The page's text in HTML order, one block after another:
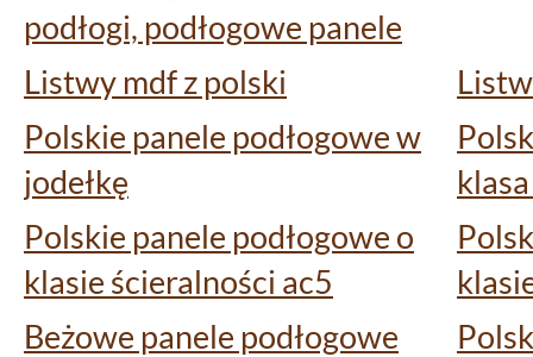
podłogi, podłogowe panele
Listwy mdf z polski
Polskie panele podłogowe w
jodełkę
Polskie panele podłogowe o
klasie ścieralności ac5
Beżowe panele podłogowe